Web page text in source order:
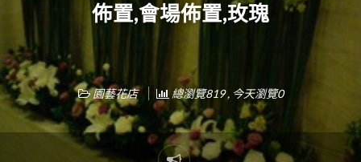
佈置,會場佈置,玫瑰
園藝花店 總瀏覽819 , 今天瀏覽0